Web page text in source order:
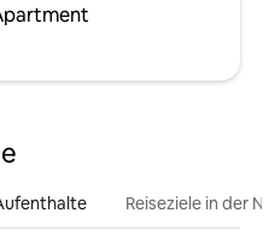
Reiseziele in der